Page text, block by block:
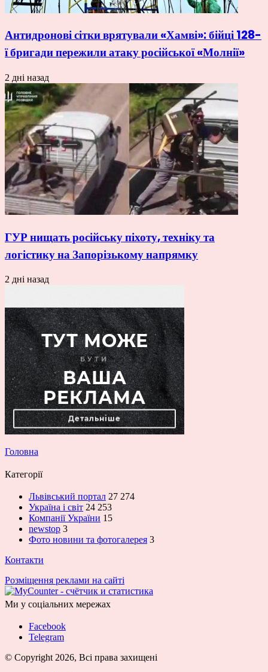
Антидронові сітки врятували «Хамві»: бійці 128-
ї бригади пережили атаку російської «Молнії»
2 дні назад
ГУР нищать російську піхоту, техніку та
логістику на Запорізькому напрямку
2 дні назад
Головна
Категорії
Львівський портал 27 274
Україна і світ 24 253
Компанії України 15
newstop 3
Фото новини та фотогалерея 3
Контакти
Розміщення реклами на сайті
Ми у соціальних мережах
Facebook
Telegram
© Copyright 2026, Всі права захищені